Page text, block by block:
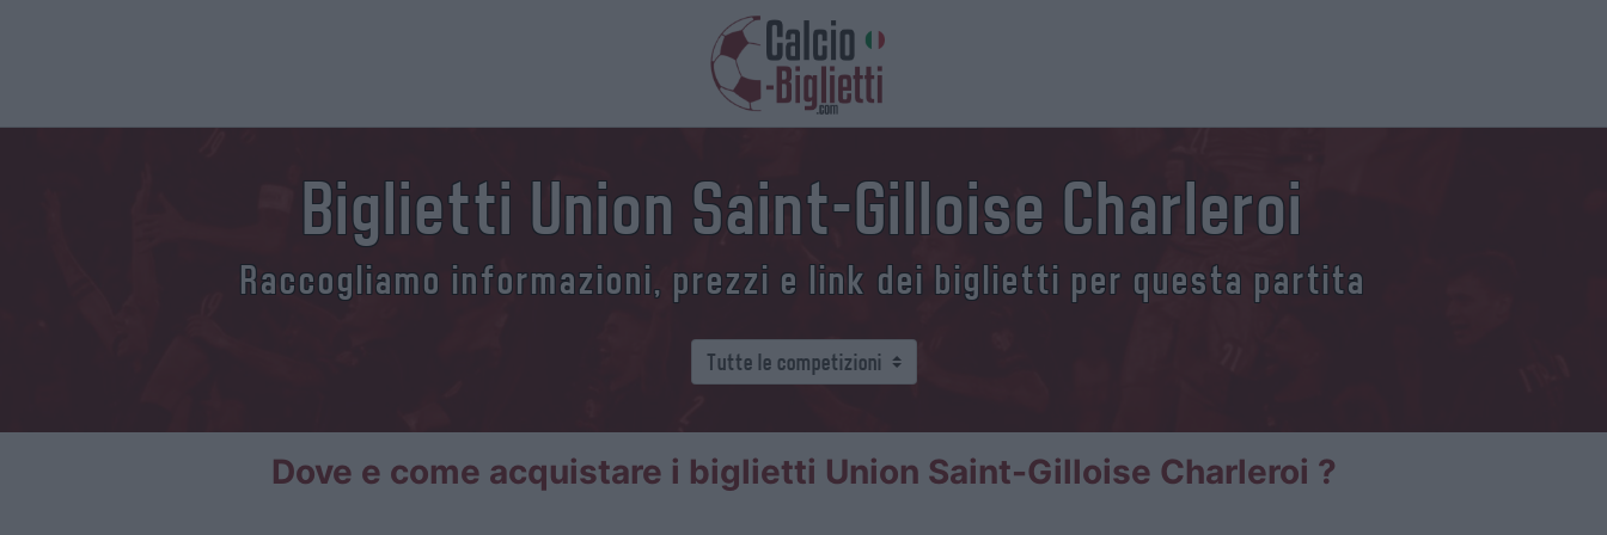
Biglietti Union Saint-Gilloise Charleroi
Raccogliamo informazioni, prezzi e link dei biglietti per questa partita
Dove e come acquistare i biglietti Union Saint-Gilloise Charleroi ?